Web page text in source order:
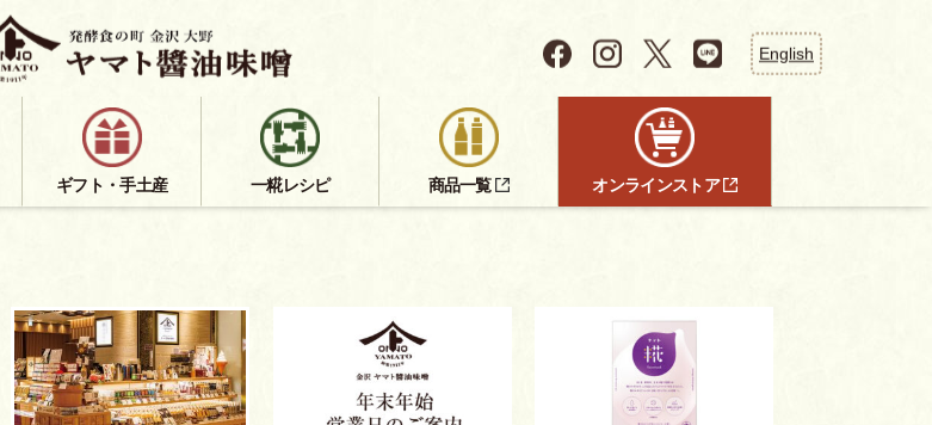
English
ギフト・手土産 一糀レシピ 商品一覧 オンラインストア